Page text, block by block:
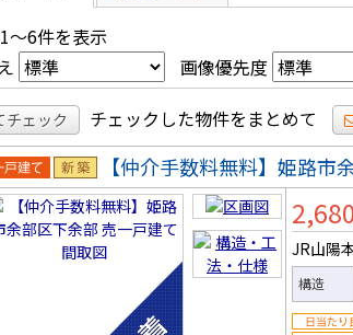
～6件を表示
画像優先度
チェック チェックした物件をまとめて
戸建 新築
【仲介手数料無料】姫路市
JR山陽
構造